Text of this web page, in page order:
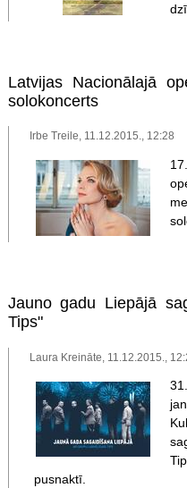
Latvijas Nacionālajā
solokoncerts
Irbe Treile, 11.12.2015., 12:28
Jauno gadu Liepājā
Tips"
Laura Kreināte, 11.12.2015.,
pusnaktī.